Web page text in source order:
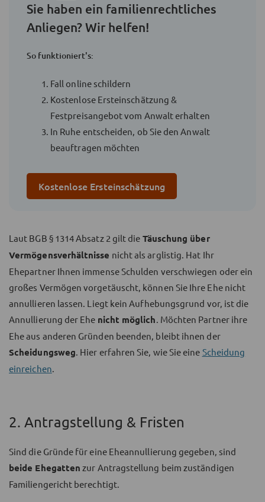
Sie haben ein familienrechtliches
Anliegen? Wir helfen!
So funktioniert's:
Fall online schildern
Kostenlose Ersteinschätzung &
Festpreisangebot vom Anwalt erhalten
In Ruhe entscheiden, ob Sie den Anwalt
beauftragen möchten
Kostenlose Ersteinschätzung
Laut BGB § 1314 Absatz 2 gilt die Täuschung über
Vermögensverhältnisse nicht als arglistig. Hat Ihr
Ehepartner Ihnen immense Schulden verschwiegen oder ein
großes Vermögen vorgetäuscht, können Sie Ihre Ehe nicht
annullieren lassen. Liegt kein Aufhebungsgrund vor, ist die
Annullierung der Ehe nicht möglich. Möchten Partner ihre
Ehe aus anderen Gründen beenden, bleibt ihnen der
Scheidungsweg. Hier erfahren Sie, wie Sie eine Scheidung
einreichen.
2. Antragstellung & Fristen
Sind die Gründe für eine Eheannullierung gegeben, sind
beide Ehegatten zur Antragstellung beim zuständigen
Familiengericht berechtigt.